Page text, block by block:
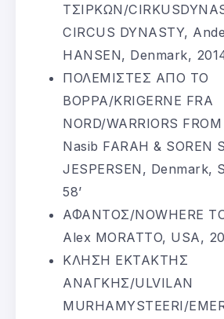
ΤΣΙΡΚΩΝ/
CIRCUS DYNASTY,
HANSEN, Denmark,
ΠΟΛΕΜΙΣΤΕΣ ΑΠΟ ΤΟ
ΒΟΡΡΑ/KRIGERNE FRA
NORD/WARRIORS
Nasib FARAH & SOREN
JESPERSEN, Denmark,
58’
ΑΦΑΝΤΟΣ/NOWHERE
Alex MORATTO, USA,
ΚΛΗΣΗ ΕΚΤΑΚΤΗΣ
ΑΝΑΓΚΗΣ/ULVILAN
MURHAMYSTEERI/